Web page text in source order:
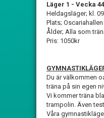
Läger 1 - Vecka
Heldagsläger; kl.
Plats; Oscariahallen
Ålder; Alla som
Pris: 1050kr
Du är välkommen
träna på sin egen
Vi kommer träna
trampolin. Även
Våra